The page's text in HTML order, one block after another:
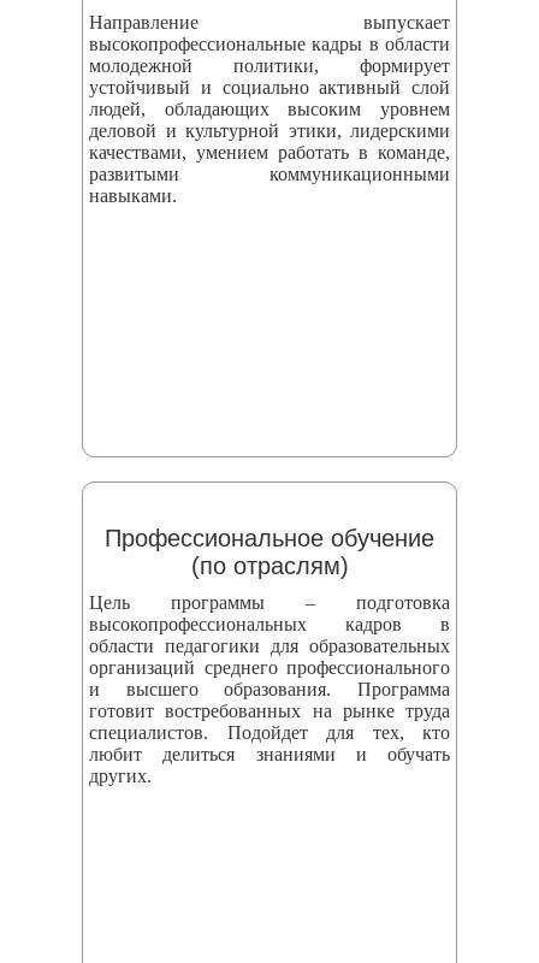
Направление выпускает
высокопрофессиональные кадры в области
молодежной политики, формирует
устойчивый и социально активный слой
людей, обладающих высоким уровнем
деловой и культурной этики, лидерскими
качествами, умением работать в команде,
развитыми коммуникационными
навыками.
Профессиональное обучение
(по отраслям)
Цель программы – подготовка
высокопрофессиональных кадров в
области педагогики для образовательных
организаций среднего профессионального
и высшего образования. Программа
готовит востребованных на рынке труда
специалистов. Подойдет для тех, кто
любит делиться знаниями и обучать
других.